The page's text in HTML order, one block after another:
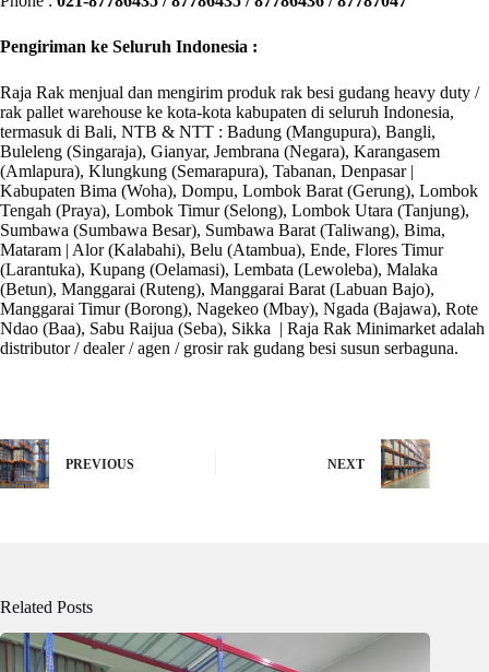
Pengiriman ke Seluruh Indonesia :
Raja Rak menjual dan mengirim produk rak besi gudang heavy duty /
rak pallet warehouse ke kota-kota kabupaten di seluruh Indonesia,
termasuk di Bali, NTB & NTT : Badung (Mangupura), Bangli,
Buleleng (Singaraja), Gianyar, Jembrana (Negara), Karangasem
(Amlapura), Klungkung (Semarapura), Tabanan, Denpasar |
Kabupaten Bima (Woha), Dompu, Lombok Barat (Gerung), Lombok
Tengah (Praya), Lombok Timur (Selong), Lombok Utara (Tanjung),
Sumbawa (Sumbawa Besar), Sumbawa Barat (Taliwang), Bima,
Mataram | Alor (Kalabahi), Belu (Atambua), Ende, Flores Timur
(Larantuka), Kupang (Oelamasi), Lembata (Lewoleba), Malaka
(Betun), Manggarai (Ruteng), Manggarai Barat (Labuan Bajo),
Manggarai Timur (Borong), Nagekeo (Mbay), Ngada (Bajawa), Rote
Ndao (Baa), Sabu Raijua (Seba), Sikka | Raja Rak Minimarket adalah
distributor / dealer / agen / grosir rak gudang besi susun serbaguna.
PREVIOUS NEXT
Related Posts